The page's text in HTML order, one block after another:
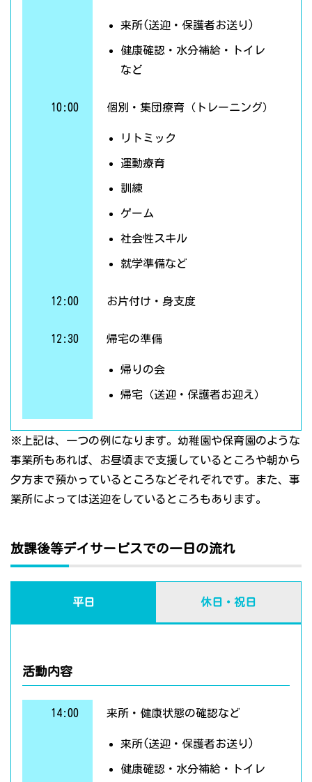
来所(送迎・保護者お送り)
健康確認・水分補給・トイレ
など
10:00 個別・集団療育（トレーニング）
リトミック
運動療育
訓練
ゲーム
社会性スキル
就学準備など
12:00 お片付け・身支度
12:30 帰宅の準備
帰りの会
帰宅（送迎・保護者お迎え）
※上記は、一つの例になります。幼稚園や保育園のような
事業所もあれば、お昼頃まで支援しているところや朝から
夕方まで預かっているところなどそれぞれです。また、事
業所によっては送迎をしているところもあります。
放課後等デイサービスでの一日の流れ
平日 休日・祝日
活動内容
14:00 来所・健康状態の確認など
来所(送迎・保護者お送り)
健康確認・水分補給・トイレ